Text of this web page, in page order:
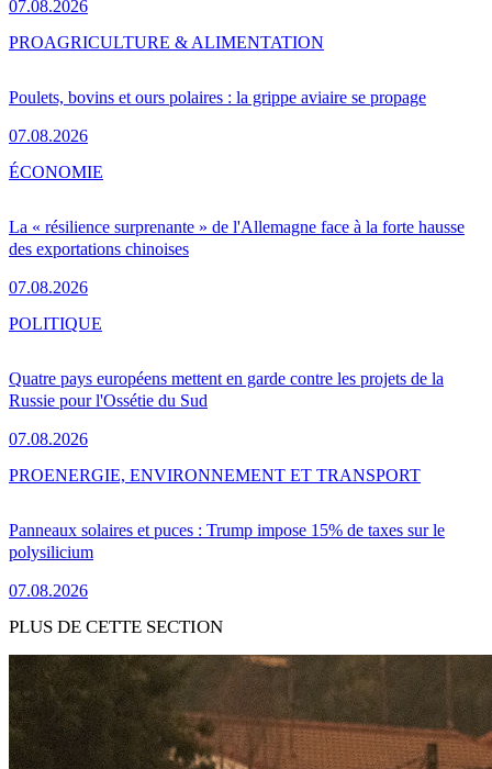
07.08.2026
Poulets, bovins et ours polaires : la grippe aviaire se propage
07.08.2026
PROAGRICULTURE & ALIMENTATION
La « résilience surprenante » de l'Allemagne face à la forte hausse
des exportations chinoises
07.08.2026
ÉCONOMIE
Quatre pays européens mettent en garde contre les projets de la
Russie pour l'Ossétie du Sud
07.08.2026
POLITIQUE
Panneaux solaires et puces : Trump impose 15% de taxes sur le
polysilicium
07.08.2026
PROENERGIE, ENVIRONNEMENT ET TRANSPORT
PLUS DE CETTE SECTION